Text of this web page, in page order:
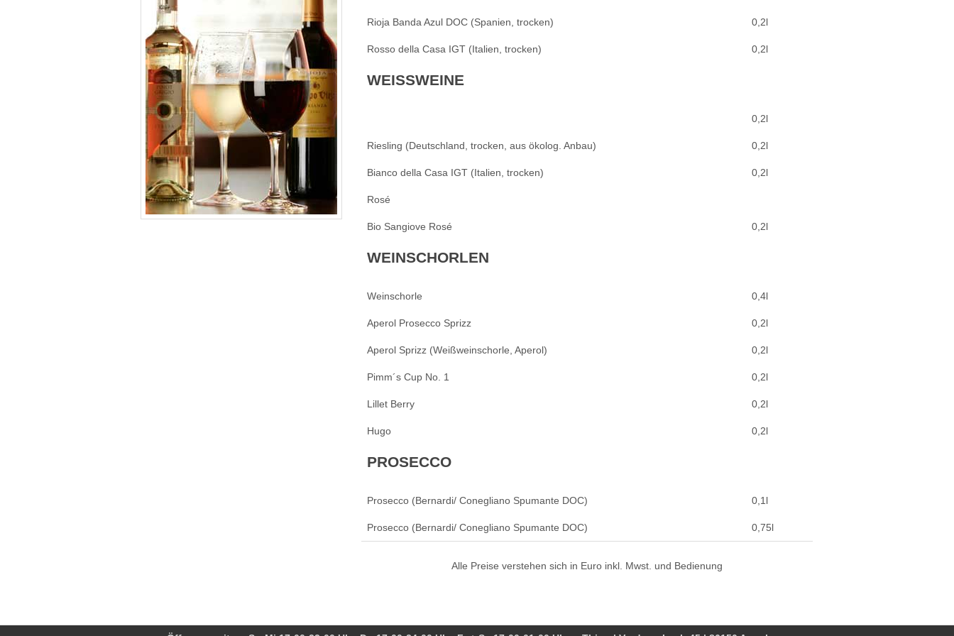
Rioja Banda Azul DOC (Spanien, trocken) 0,2l
Rosso della Casa IGT (Italien, trocken) 0,2l
WEISSWEINE
0,2l
Riesling (Deutschland, trocken, aus ökolog. Anbau) 0,2l
Bianco della Casa IGT (Italien, trocken) 0,2l
Rosé
Bio Sangiove Rosé 0,2l
WEINSCHORLEN
Weinschorle 0,4l
Aperol Prosecco Sprizz 0,2l
Aperol Sprizz (Weißweinschorle, Aperol) 0,2l
Pimm´s Cup No. 1 0,2l
Lillet Berry 0,2l
Hugo 0,2l
PROSECCO
Prosecco (Bernardi/ Conegliano Spumante DOC) 0,1l
Prosecco (Bernardi/ Conegliano Spumante DOC) 0,75l
Alle Preise verstehen sich in Euro inkl. Mwst. und Bedienung